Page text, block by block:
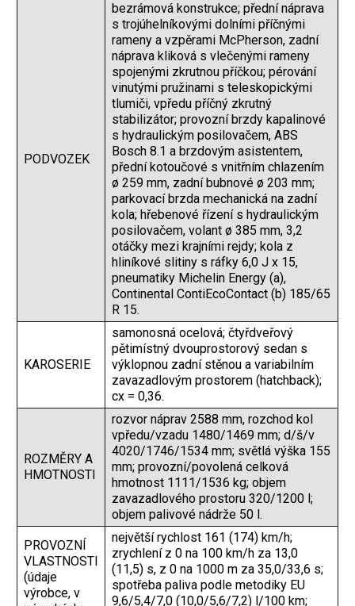
PODVOZEK
bezrámová konstrukce; přední náprava
s trojúhelníkovými dolními příčnými
rameny a vzpěrami McPherson, zadní
náprava kliková s vlečenými rameny
spojenými zkrutnou příčkou; pérování
vinutými pružinami s teleskopickými
tlumiči, vpředu příčný zkrutný
stabilizátor; provozní brzdy kapalinové
s hydraulickým posilovačem, ABS
Bosch 8.1 a brzdovým ­asistentem,
přední kotoučové s vnitřním chlazením
ø 259 mm, zadní bubnové ø 203 mm;
parkovací brzda mechanická na zadní
kola; hřebenové řízení s hydraulickým
posilovačem, volant ø 385 mm, 3,2
otáčky mezi krajními rejdy; kola z
hliníkové slitiny s ráfky 6,0 J x 15,
pneumatiky Michelin Energy (a),
Continental ContiEcoContact (b) 185/65
R 15.
KAROSERIE
samonosná ocelová; čtyřdveřový
pětimístný dvouprostorový sedan s
výklopnou zadní stěnou a variabilním
zavazadlovým prostorem (hatchback);
cx = 0,36.
ROZMĚRY A
HMOTNOSTI
rozvor náprav 2588 mm, rozchod kol
vpředu/vzadu 1480/1469 mm; d/š/v
4020/1746/1534 mm; světlá výška 155
mm; provozní/povolená celková
hmotnost 1111/1536 kg; objem
zavazadlového prostoru 320/1200 l;
objem palivové nádrže 50 l.
PROVOZNÍ
VLASTNOSTI
(údaje
výrobce, v
největší rychlost 161 (174) km/h;
zrychlení z 0 na 100 km/h za 13,0
(11,5) s, z 0 na 1000 m za 35,0/33,6 s;
spotřeba paliva podle metodiky EU
9,6/5,4/7,0 (10,0/5,6/7,2) l/100 km;